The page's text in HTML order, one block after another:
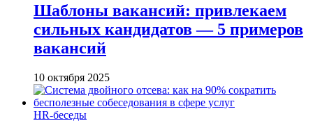
Шаблоны вакансий: привлекаем
сильных кандидатов — 5 примеров
вакансий
10 октября 2025
HR-беседы